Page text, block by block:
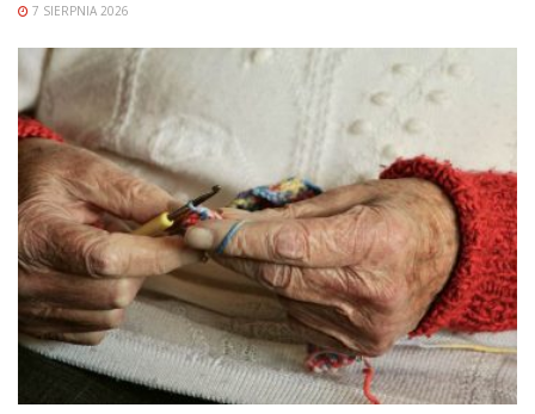
7 SIERPNIA 2026